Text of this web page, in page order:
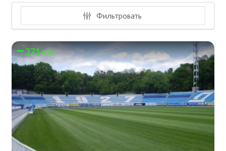
Фильтровать
371 км